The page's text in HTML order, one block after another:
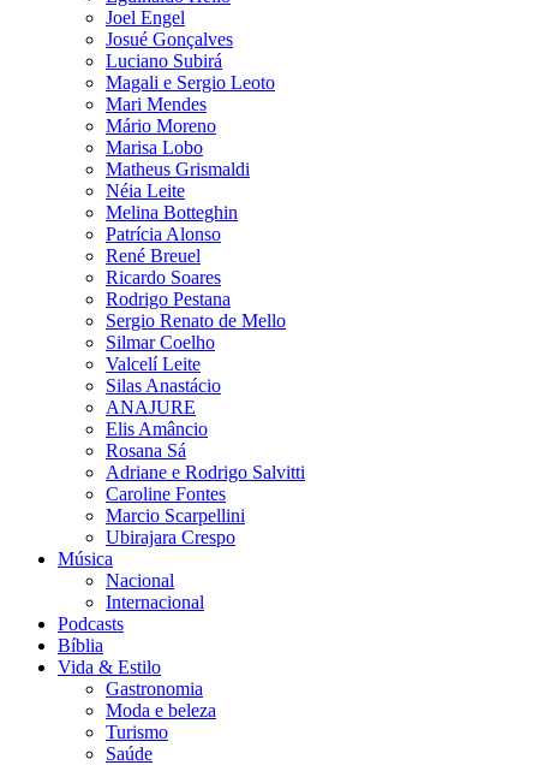
Joel Engel
Josué Gonçalves
Luciano Subirá
Magali e Sergio Leoto
Mari Mendes
Mário Moreno
Marisa Lobo
Matheus Grismaldi
Néia Leite
Melina Botteghin
Patrícia Alonso
René Breuel
Ricardo Soares
Rodrigo Pestana
Sergio Renato de Mello
Silmar Coelho
Valcelí Leite
Silas Anastácio
ANAJURE
Elis Amâncio
Rosana Sá
Adriane e Rodrigo Salvitti
Caroline Fontes
Marcio Scarpellini
Ubirajara Crespo
Música
Nacional
Internacional
Podcasts
Bíblia
Vida & Estilo
Gastronomia
Moda e beleza
Turismo
Saúde